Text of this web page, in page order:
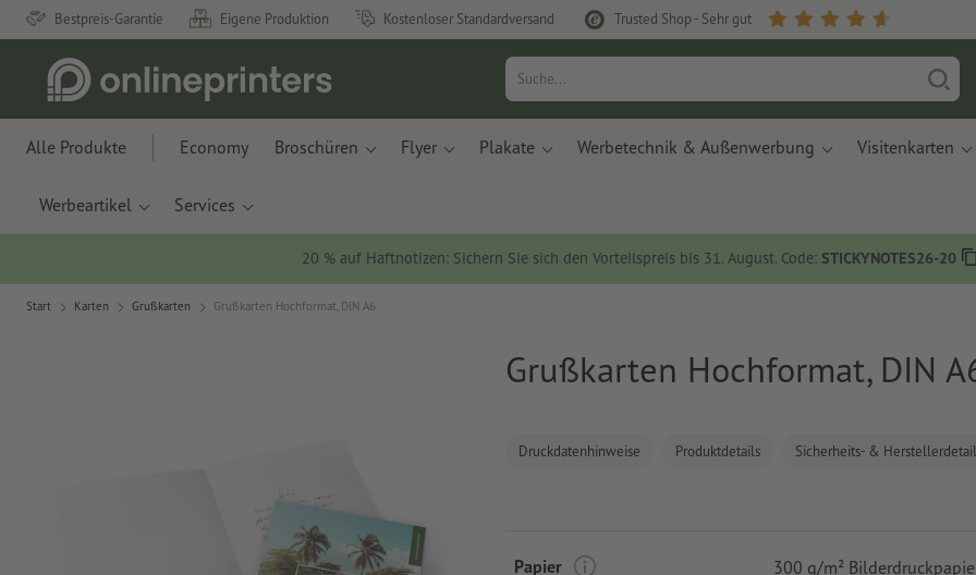
Bestpreis-Garantie Eigene Produktion Kostenloser Standardversand Trusted Shop - Sehr gut
Alle Produkte Economy Broschüren Flyer Plakate Werbetechnik & Außenwerbung Visitenkarten
Werbeartikel Services
20 % auf Haftnotizen: Sichern Sie sich den Vorteilspreis bis 31. August. Code: STICKYNOTES26-20
Start Karten Grußkarten Grußkarten Hochformat, DIN A6
Grußkarten Hochformat, DIN
Druckdatenhinweise Produktdetails Sicherheits- &
Papier 300 g/m²